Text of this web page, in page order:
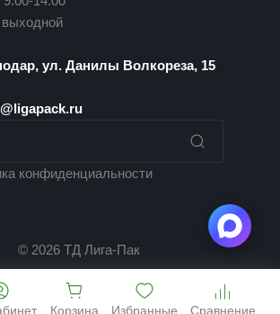
ул. Данилы Волкореза, 15
конфиденциальности
© 2026 ТД Лига-Пак
Корзина Избранные Сравнение